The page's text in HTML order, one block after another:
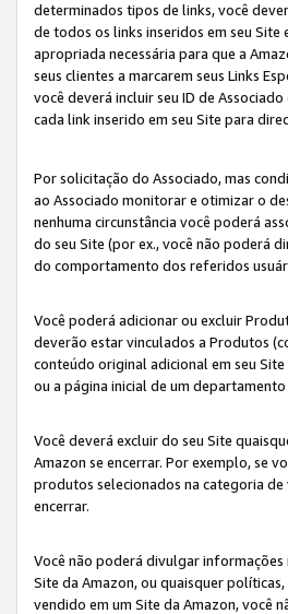
determinados tipos de links, você
de todos os links inseridos em seu
apropriada necessária para que a
seus clientes a marcarem seus Links
você deverá incluir seu ID de
cada link inserido em seu Site para
Por solicitação do Associado, mas
ao Associado monitorar e otimizar o
nenhuma circunstância você poderá
do seu Site (por ex., você não poderá
do comportamento dos referidos
Você poderá adicionar ou excluir
deverão estar vinculados a Produtos
conteúdo original adicional em seu
ou a página inicial de um
Você deverá excluir do seu Site
Amazon se encerrar. Por exemplo, se
produtos selecionados na categoria de
encerrar.
Você não poderá divulgar
Site da Amazon, ou quaisquer
vendido em um Site da Amazon, você